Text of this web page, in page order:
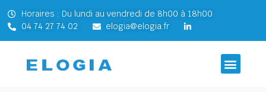
Horaires : Du lundi au vendredi de 8h00 à 18h00
04 74 27 74 02
elogia@elogia.fr